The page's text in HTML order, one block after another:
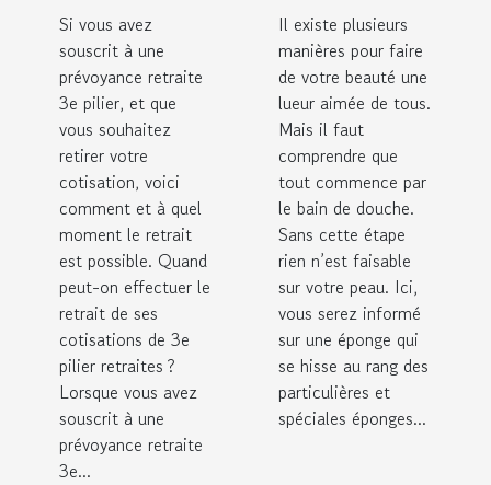
de trois
piliers ?
Si vous avez
souscrit à une
prévoyance retraite
3e pilier, et que
vous souhaitez
retirer votre
cotisation, voici
comment et à quel
moment le retrait
est possible. Quand
peut-on effectuer le
retrait de ses
cotisations de 3e
pilier retraites ?
Lorsque vous avez
souscrit à une
prévoyance retraite
3e...
Il existe plusieurs
manières pour faire
de votre beauté une
lueur aimée de tous.
Mais il faut
comprendre que
tout commence par
le bain de douche.
Sans cette étape
rien n’est faisable
sur votre peau. Ici,
vous serez informé
sur une éponge qui
se hisse au rang des
particulières et
spéciales éponges...